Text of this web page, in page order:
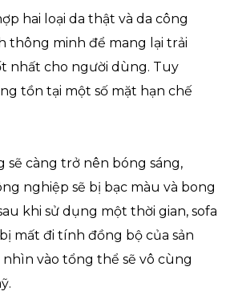
hai loại da thật và da công
thông minh để mang lại trải
nhất cho người dùng. Tuy
tồn tại một số mặt hạn chế
sẽ càng trở nên bóng sáng,
nghiệp sẽ bị bạc màu và bong
khi sử dụng một thời gian, sofa
mất đi tính đồng bộ của sản
nhìn vào tổng thể sẽ vô cùng